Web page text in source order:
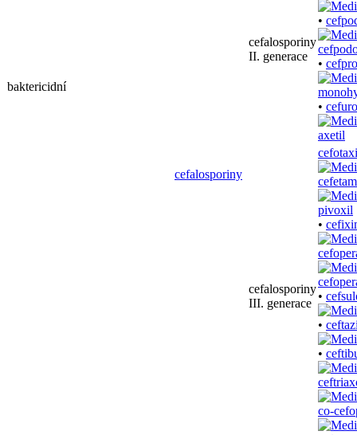
baktericidní
cefalosporiny
cefalosporiny
II. generace
•
•
•
cefalosporiny
III. generace
•
•
•
•
co-